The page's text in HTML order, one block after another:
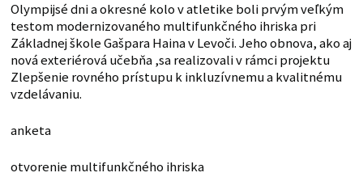
Olympijsé dni a okresné kolo v atletike boli prvým veľkým
testom modernizovaného multifunkčného ihriska pri
Základnej škole Gašpara Haina v Levoči. Jeho obnova, ako aj
nová exteriérová učebňa ,sa realizovali v rámci projektu
Zlepšenie rovného prístupu k inkluzívnemu a kvalitnému
vzdelávaniu.
anketa
otvorenie multifunkčného ihriska